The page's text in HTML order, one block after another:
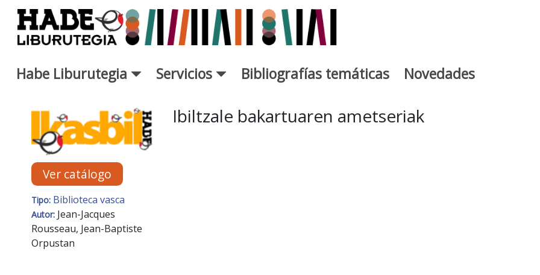
Saltar al contenido principal
Habe Liburutegia Servicios Bibliografías temáticas Novedades
Ficha de Novedades - Liburutegia
Ver catálogo
Tipo: Biblioteca vasca
Autor: Jean-Jacques
Rousseau, Jean-Baptiste
Orpustan
Ibiltzale bakartuaren ametseriak